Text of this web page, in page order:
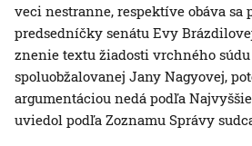
veci nestranne, respektíve obáva sa
predsedníčky senátu Evy
znenie textu žiadosti vrchného
spoluobžalovanej Jany Nagyovej,
argumentáciou nedá podľa
uviedol podľa Zoznamu Správy